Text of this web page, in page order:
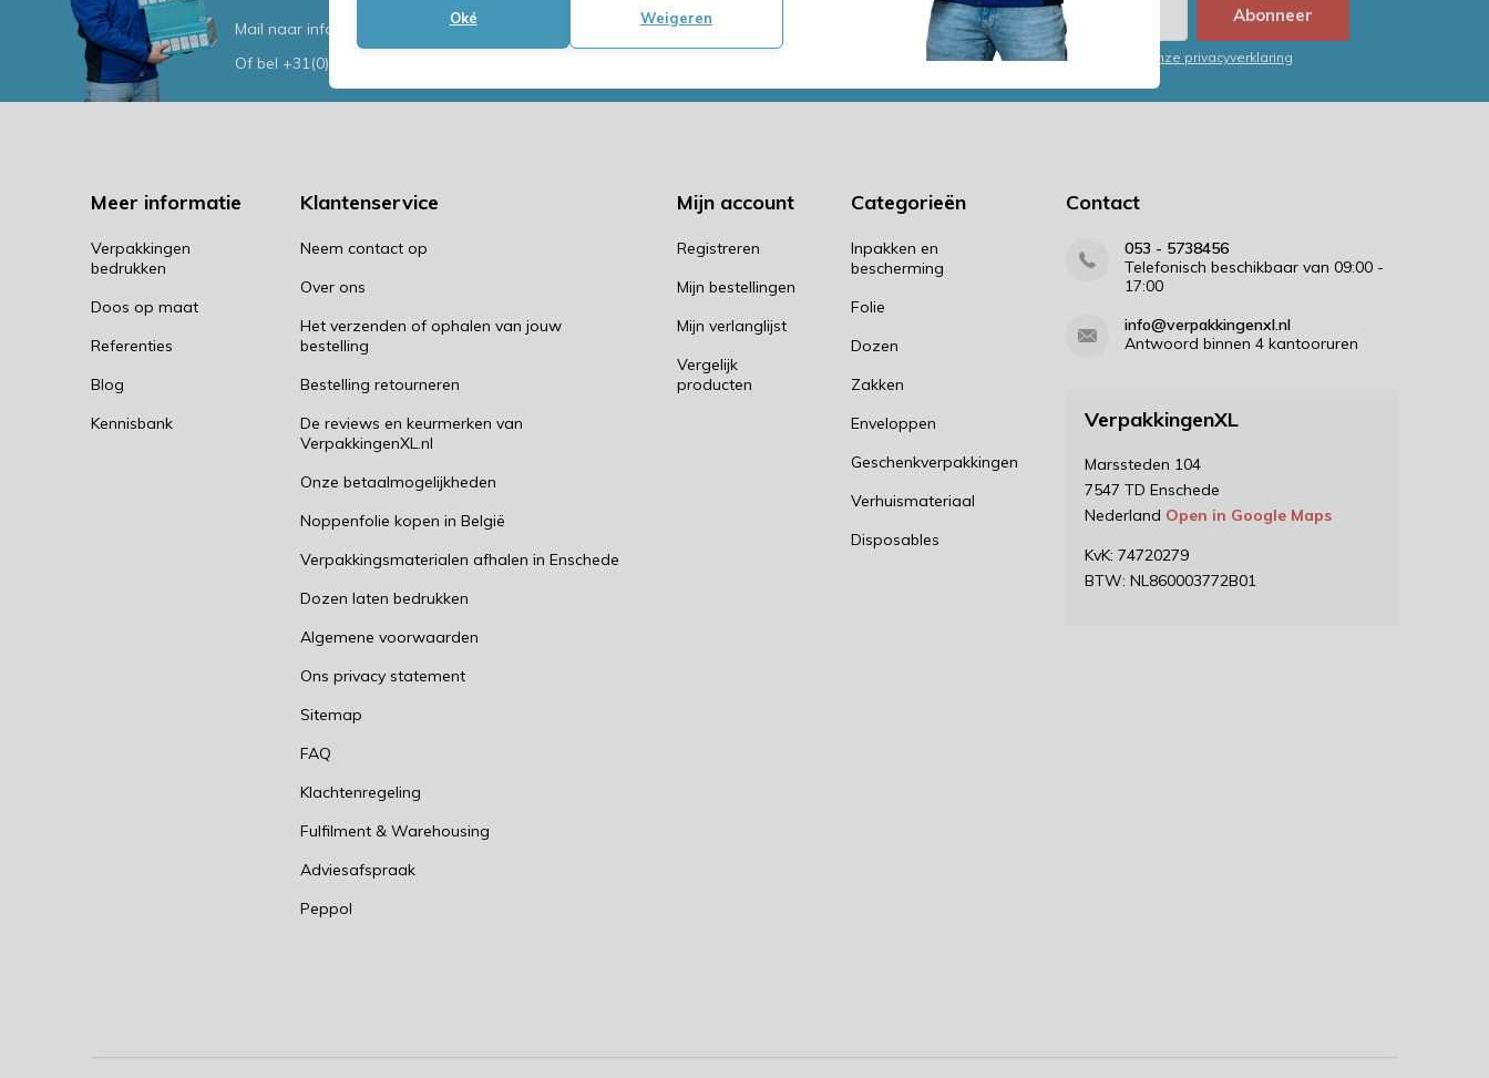
Oké Weigeren
Mail naar info@verpakkingenxl.nl
Of bel +31(0)53 - 5738456
Abonneer
Onze mailing is in overeenstemming met onze privacyverklaring
Meer informatie
Verpakkingen
bedrukken
Doos op maat
Referenties
Blog
Kennisbank
Klantenservice
Neem contact op
Over ons
Het verzenden of ophalen van jouw
bestelling
Bestelling retourneren
De reviews en keurmerken van
VerpakkingenXL.nl
Onze betaalmogelijkheden
Noppenfolie kopen in België
Verpakkingsmaterialen afhalen in Enschede
Dozen laten bedrukken
Algemene voorwaarden
Ons privacy statement
Sitemap
FAQ
Klachtenregeling
Fulfilment & Warehousing
Adviesafspraak
Peppol
Mijn account
Registreren
Mijn bestellingen
Mijn verlanglijst
Vergelijk
producten
Categorieën
Inpakken en
bescherming
Folie
Dozen
Zakken
Enveloppen
Geschenkverpakkingen
Verhuismateriaal
Disposables
Contact
053 - 5738456
Telefonisch beschikbaar van 09:00 -
17:00
info@verpakkingenxl.nl
Antwoord binnen 4 kantooruren
VerpakkingenXL
Marssteden 104
7547 TD Enschede
Nederland Open in Google Maps
KvK: 74720279
BTW: NL860003772B01